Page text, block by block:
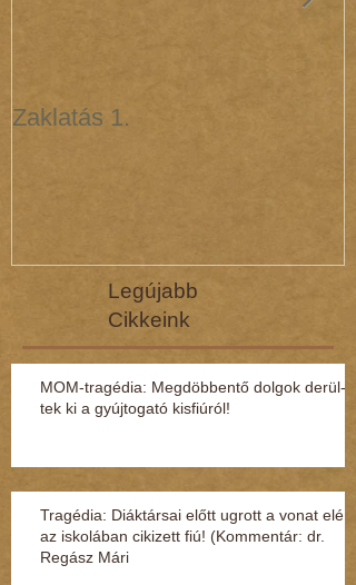
Zaklatás 1.
Legújabb
Cikkeink
MOM-tragédia: Megdöbbentő dol­gok de­rül­
tek ki a gyúj­to­gató kisfi­ú­ról!
Tragédia: Diáktársai előtt ugrott a vonat elé
az iskolában cikizett fiú! (Kommentár: dr.
Regász Mári